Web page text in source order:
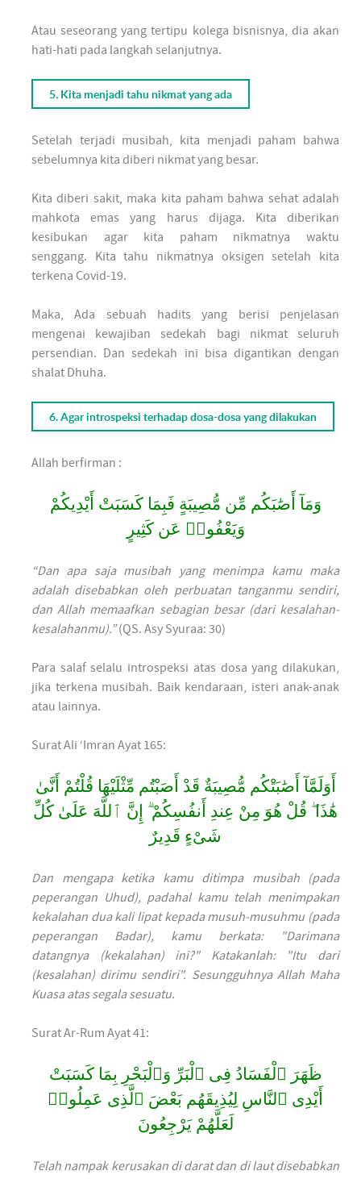
Atau seseorang yang tertipu kolega bisnisnya, dia akan
hati-hati pada langkah selanjutnya.
5. Kita menjadi tahu nikmat yang ada
Setelah terjadi musibah, kita menjadi paham bahwa
sebelumnya kita diberi nikmat yang besar.
Kita diberi sakit, maka kita paham bahwa sehat adalah
mahkota emas yang harus dijaga. Kita diberikan
kesibukan agar kita paham nikmatnya waktu
senggang. Kita tahu nikmatnya oksigen setelah kita
terkena Covid-19.
Maka, Ada sebuah hadits yang berisi penjelasan
mengenai kewajiban sedekah bagi nikmat seluruh
persendian. Dan sedekah ini bisa digantikan dengan
shalat Dhuha.
6. Agar introspeksi terhadap dosa-dosa yang dilakukan
Allah berfirman :
وَمَآ أَصَٰبَكُم مِّن مُّصِيبَةٍ فَبِمَا كَسَبَتْ أَيْدِيكُمْ
وَيَعْفُوا۟ عَن كَثِيرٍ
“Dan apa saja musibah yang menimpa kamu maka
adalah disebabkan oleh perbuatan tanganmu sendiri,
dan Allah memaafkan sebagian besar (dari kesalahan-
kesalahanmu).”(QS. Asy Syuraa: 30)
Para salaf selalu introspeksi atas dosa yang dilakukan,
jika terkena musibah. Baik kendaraan, isteri anak-anak
atau lainnya.
Surat Ali ‘Imran Ayat 165:
أَوَلَمَّآ أَصَٰبَتْكُم مُّصِيبَةٌ قَدْ أَصَبْتُم مِّثْلَيْهَا قُلْتُمْ أَنَّىٰ
هَٰذَا ۖ قُلْ هُوَ مِنْ عِندِ أَنفُسِكُمْ ۗ إِنَّ ٱللَّهَ عَلَىٰ كُلِّ
شَىْءٍ قَدِيرٌ
Dan mengapa ketika kamu ditimpa musibah (pada
peperangan Uhud), padahal kamu telah menimpakan
kekalahan dua kali lipat kepada musuh-musuhmu (pada
peperangan Badar), kamu berkata: "Darimana
datangnya (kekalahan) ini?" Katakanlah: "Itu dari
(kesalahan) dirimu sendiri". Sesungguhnya Allah Maha
Kuasa atas segala sesuatu.
Surat Ar-Rum Ayat 41:
ظَهَرَ ٱلْفَسَادُ فِى ٱلْبَرِّ وَٱلْبَحْرِ بِمَا كَسَبَتْ
أَيْدِى ٱلنَّاسِ لِيُذِيقَهُم بَعْضَ ٱلَّذِى عَمِلُوا۟
لَعَلَّهُمْ يَرْجِعُونَ
Telah nampak kerusakan di darat dan di laut disebabkan